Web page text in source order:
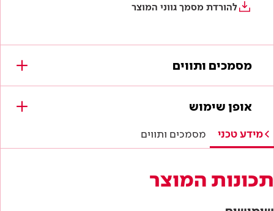
להורדת מסמך גווני המוצר
מסמכים ותווים
מסמכים להורדה
תווי תקן
אופן שימוש
מידע טכני מסמכים ותווים
תכונות המוצר